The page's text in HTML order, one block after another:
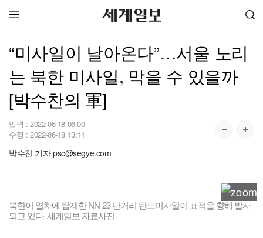
“미사일이 날아온다”…서울 노리
는 북한 미사일, 막을 수 있을까
[박수찬의 軍]
입력 : 2022-06-18 06:00
수정 : 2022-06-18 13:11
박수찬 기자 psc@segye.com
북한이 열차에 탑재한 NN-23 단거리 탄도미사일이 표적을 향해 발사
되고 있다. 세계일보 자료사진